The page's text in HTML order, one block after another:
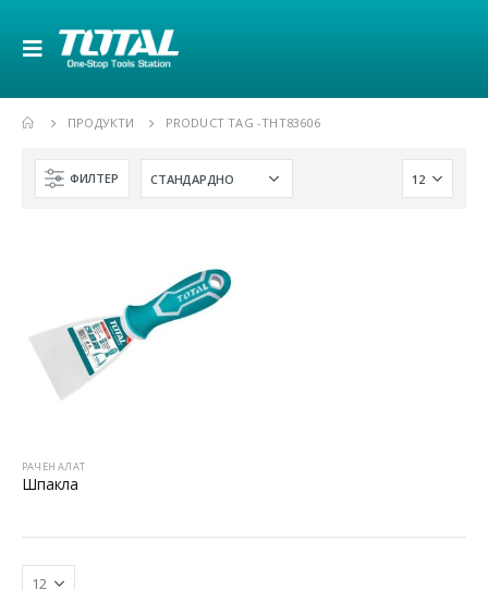
ПРОДУКТИ PRODUCT TAG -THT83606
ФИЛТЕР
РАЧЕН АЛАТ
Шпакла